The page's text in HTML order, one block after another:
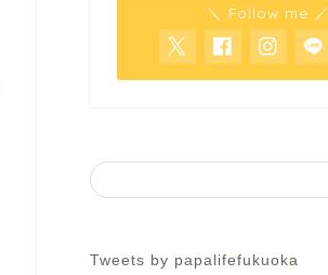
＼ Follow me ／
Tweets by papalifefukuoka